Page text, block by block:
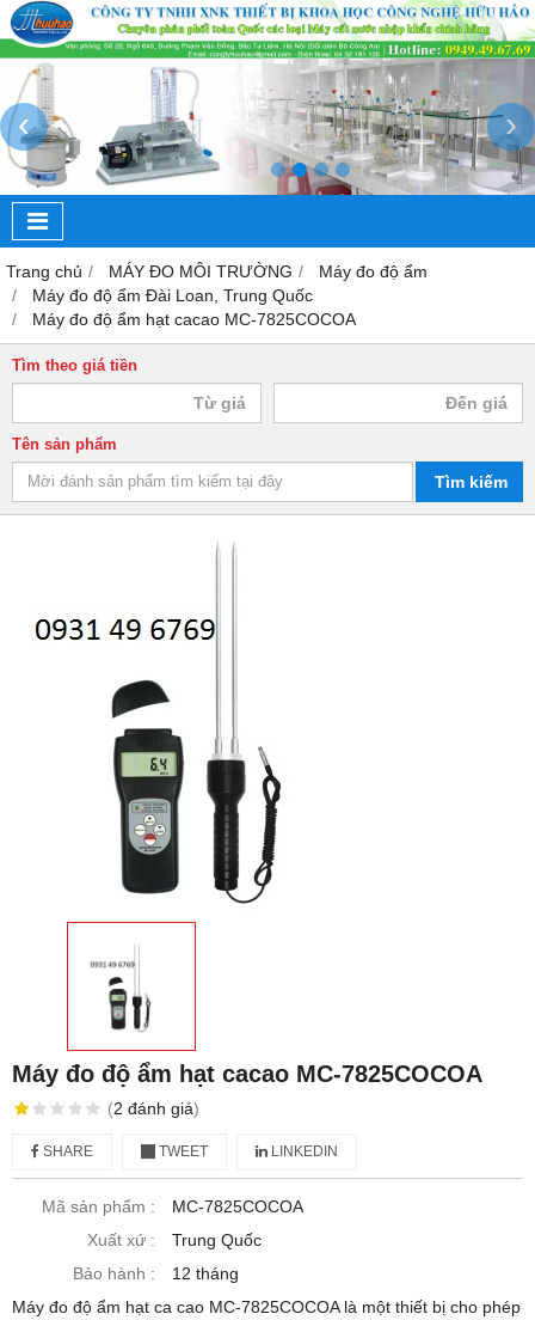
‹ ›
Trang chủ MÁY ĐO MÔI TRƯỜNG
Máy đo độ ẩm
Máy đo độ ẩm Đài Loan, Trung Quốc
Máy đo độ ẩm hạt cacao MC-7825COCOA
Tìm theo giá tiền
Tên sản phẩm
Tìm kiếm
Máy đo độ ẩm hạt cacao MC-7825COCOA
(2 đánh giá)
SHARE TWEET LINKEDIN
Mã sản phẩm :
MC-7825COCOA
Xuất xứ :
Trung Quốc
Bảo hành :
12 tháng
Máy đo độ ẩm hạt ca cao MC-7825COCOA là một thiết bị cho phép